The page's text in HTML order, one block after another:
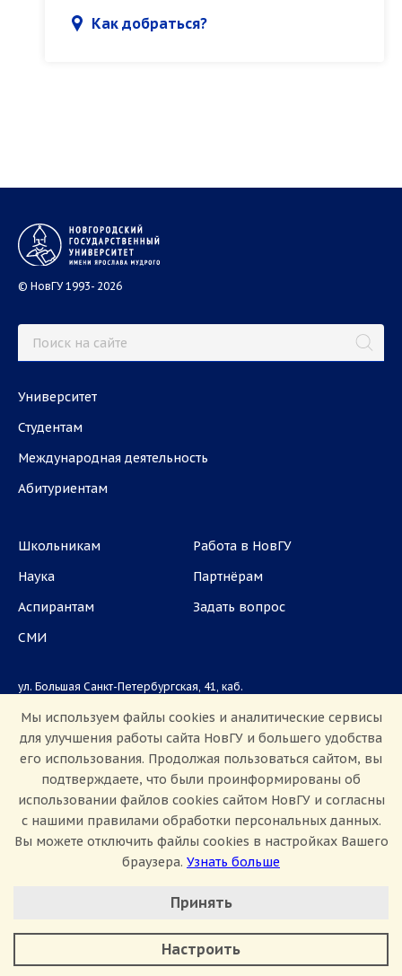
Как добраться?
© НовГУ 1993- 2026
Университет
Студентам
Международная деятельность
Абитуриентам
Школьникам
Наука
Аспирантам
СМИ
Работа в НовГУ
Партнёрам
Задать вопрос
ул. Большая Санкт-Петербургская, 41, каб.
Приемная комиссия: +7(8162)33-20-44
Сведения о доходах
Мы используем файлы cookies и аналитические сервисы
для улучшения работы сайта НовГУ и большего удобства
его использования. Продолжая пользоваться сайтом, вы
подтверждаете, что были проинформированы об
использовании файлов cookies сайтом НовГУ и согласны
с нашими правилами обработки персональных данных.
Вы можете отключить файлы cookies в настройках Вашего
браузера. Узнать больше
Минимальные
Аналитические/Функциональные
Принять
Настроить